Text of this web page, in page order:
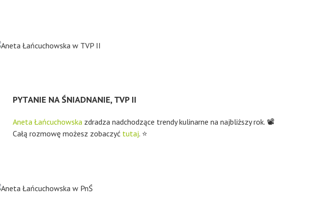
PYTANIE NA ŚNIADNANIE, TVP II
Aneta Łańcuchowska zdradza nadchodzące trendy kulinarne na najbliższy rok. 📽
Całą rozmowę możesz zobaczyć tutaj. ⭐